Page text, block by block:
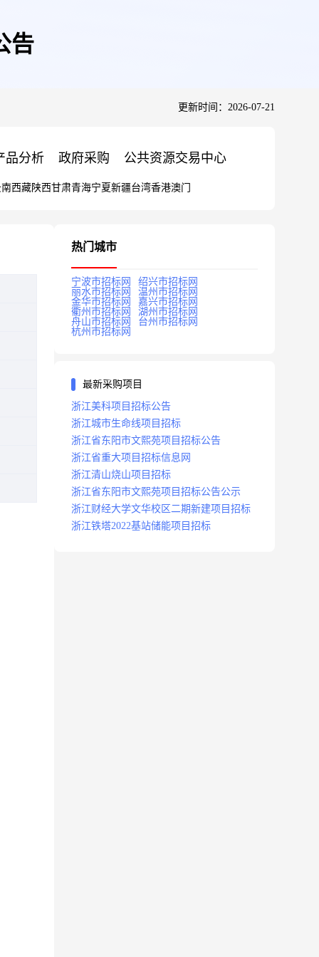
告
更新时间：2026-07-21
品分析 政府采购 公共资源交易中心
西藏陕西甘肃青海宁夏新疆台湾香港澳门
热门城市
宁波市招标网
绍兴市招标网
丽水市招标网
温州市招标网
金华市招标网
嘉兴市招标网
衢州市招标网
湖州市招标网
舟山市招标网
台州市招标网
杭州市招标网
最新采购项目
浙江美科项目招标公告
浙江城市生命线项目招标
浙江省东阳市文熙苑项目招标公告
浙江省重大项目招标信息网
浙江清山烧山项目招标
浙江省东阳市文熙苑项目招标公告公示
浙江财经大学文华校区二期新建项目招标
浙江铁塔2022基站储能项目招标